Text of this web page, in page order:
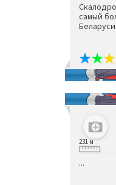
самый
231 м
...